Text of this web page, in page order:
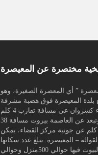
مختصرة عن المعيصرة
” أي المعصرة الصغيرة، وهو
بلدة المعيصرة فوق هضبة مشرفة
عى البحر تقع المعيصرة في قضاء كسروان عى مسافة تقارب 4 كلم
تقريباً من بلدة العقيبة الساحلية ,وتبعد عن العاصمة بيروت مسافة 38
كلم لناحية الشمال, كما تبعد 20 كلم عن جونية مركز القضاء، يمكن
– المعيصرة .يبلغ عدد سكانها
الحالي حوالي 4000 نسمة وعدد البيوت فيها حوالي 500منزل وحوالي